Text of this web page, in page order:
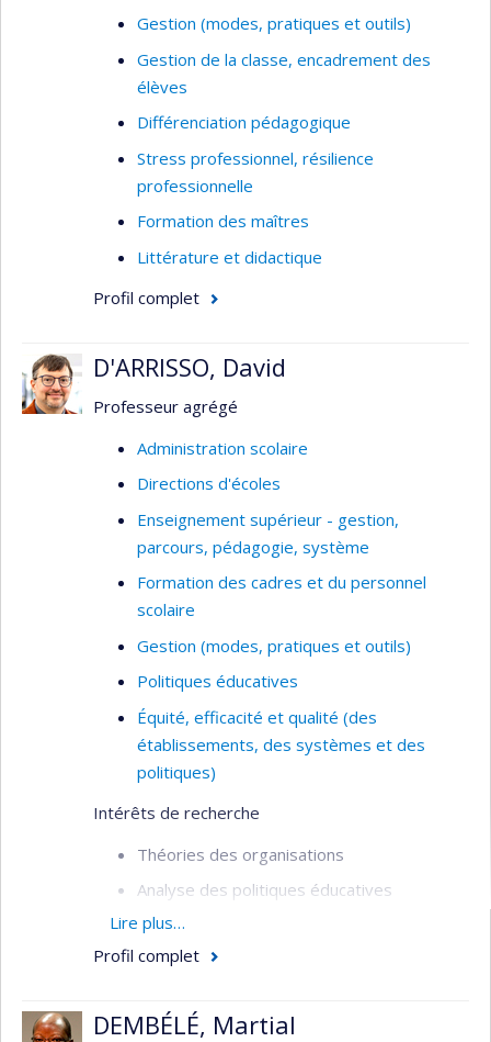
Formation des enseignants et des
directions d’école
Gestion (modes, pratiques et outils)
Gestion de la classe, encadrement des
élèves
Différenciation pédagogique
Stress professionnel, résilience
professionnelle
Formation des maîtres
Littérature et didactique
Profil complet
D'ARRISSO, David
Professeur agrégé
Administration scolaire
Directions d'écoles
Enseignement supérieur - gestion,
parcours, pédagogie, système
Formation des cadres et du personnel
scolaire
Gestion (modes, pratiques et outils)
Politiques éducatives
Équité, efficacité et qualité (des
établissements, des systèmes et des
politiques)
Intérêts de recherche
Théories des organisations
Analyse des politiques éducatives
Formation du personnel scolaire
Travail des directions d’établissement
Formation professionnelle universitaire
Lire plus…
Profil complet
DEMBÉLÉ, Martial